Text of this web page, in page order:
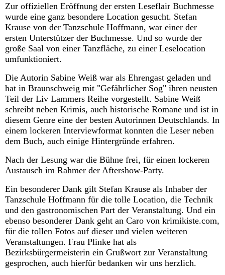
Zur offiziellen Eröffnung der ersten Leseflair Buchmesse
wurde eine ganz besondere Location gesucht. Stefan
Krause von der Tanzschule Hoffmann, war einer der
ersten Unterstützer der Buchmesse. Und so wurde der
große Saal von einer Tanzfläche, zu einer Leselocation
umfunktioniert.
Die Autorin Sabine Weiß war als Ehrengast geladen und
hat in Braunschweig mit "Gefährlicher Sog" ihren neusten
Teil der Liv Lammers Reihe vorgestellt. Sabine Weiß
schreibt neben Krimis, auch historische Romane und ist in
diesem Genre eine der besten Autorinnen Deutschlands. In
einem lockeren Interviewformat konnten die Leser neben
dem Buch, auch einige Hintergründe erfahren.
Nach der Lesung war die Bühne frei, für einen lockeren
Austausch im Rahmer der Aftershow-Party.
Ein besonderer Dank gilt Stefan Krause als Inhaber der
Tanzschule Hoffmann für die tolle Location, die Technik
und den gastronomischen Part der Veranstaltung. Und ein
ebenso besonderer Dank geht an Caro von krimikiste.com,
für die tollen Fotos auf dieser und vielen weiteren
Veranstaltungen. Frau Plinke hat als
Bezirksbürgermeisterin ein Grußwort zur Veranstaltung
gesprochen, auch hierfür bedanken wir uns herzlich.